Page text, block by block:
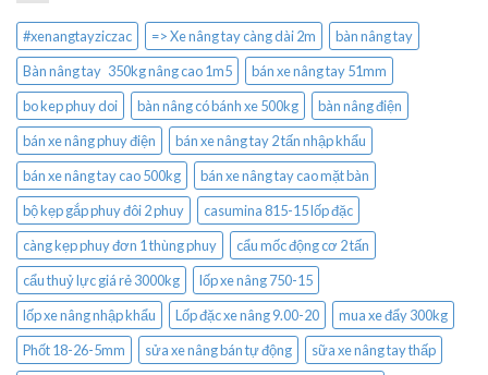
#xenangtayziczac => Xe nâng tay càng dài 2m
bàn nâng tay
Bàn nâng tay 350kg nâng cao 1m5
bán xe nâng tay 51mm
bo kep phuy doi
bàn nâng có bánh xe 500kg
bàn nâng điện
bán xe nâng phuy điện
bán xe nâng tay 2 tấn nhập khẩu
bán xe nâng tay cao 500kg
bán xe nâng tay cao mặt bàn
bộ kẹp gắp phuy đôi 2 phuy
casumina 815-15 lốp đặc
càng kẹp phuy đơn 1 thùng phuy
cẩu mốc động cơ 2 tấn
cẩu thuỷ lực giá rẻ 3000kg
lốp xe nâng 750-15
lốp xe nâng nhập khẩu
Lốp đặc xe nâng 9.00-20
mua xe đẩy 300kg
Phốt 18-26-5mm
sửa xe nâng bán tự động
sữa xe nâng tay thấp